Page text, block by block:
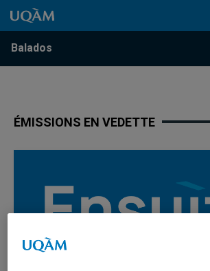
Passer au contenu
Accéder au menu principal
Accéder à la recherche
Passer au contenu
Accéder au menu principal
Balados
ÉMISSIONS EN VEDETTE